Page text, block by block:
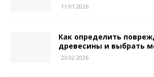
11.01.2026
Как определить
древесины и выбрать
23.02.2026